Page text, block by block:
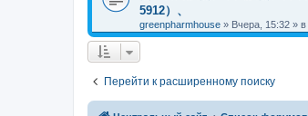
5912）、
greenpharmhouse » Вчера, 15:32 »
Перейти к расширенному поиску